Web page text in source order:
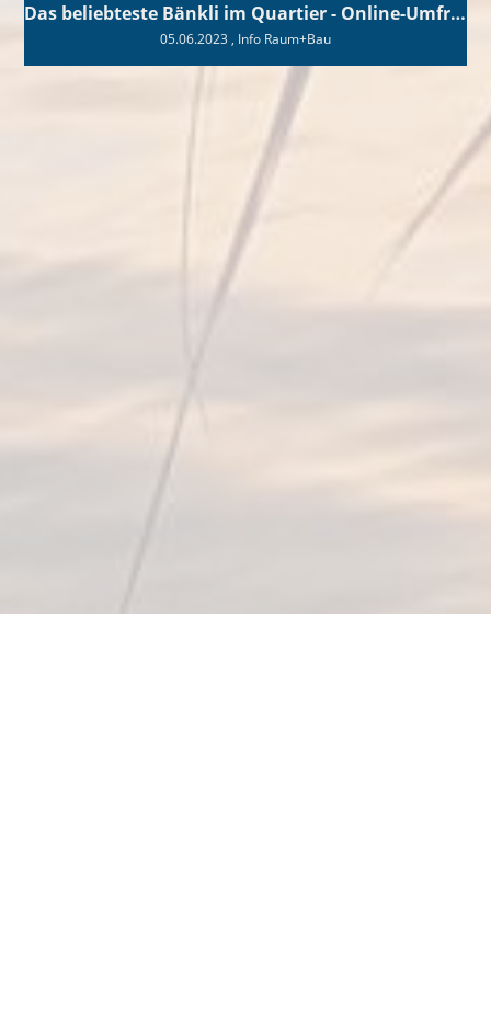
Das beliebteste Bänkli im Quartier - Online-Umfrage
05.06.2023 , Info Raum+Bau